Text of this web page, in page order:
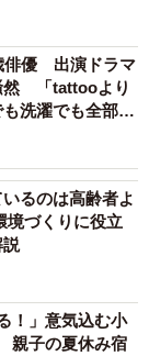
俳優 出演ドラマ
然 「tattooより
洗濯でも全部か
るのは高齢者よ
境づくりに役立
説
！」意気込む小
子の夏休み宿